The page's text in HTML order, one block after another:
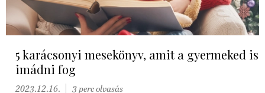
5 karácsonyi mesekönyv, amit a gyermeked is
imádni fog
2023.12.16. 3 perc olvasás